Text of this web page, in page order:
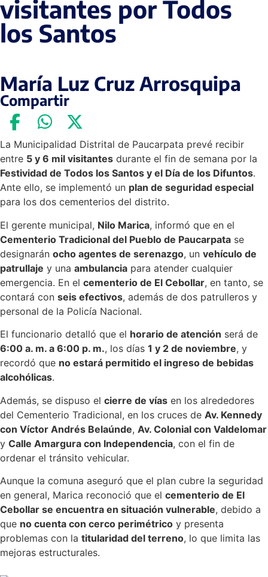
visitantes por Todos
los Santos
María Luz Cruz Arrosquipa
Compartir
La Municipalidad Distrital de Paucarpata prevé recibir
entre 5 y 6 mil visitantes durante el fin de semana por la
Festividad de Todos los Santos y el Día de los Difuntos.
Ante ello, se implementó un plan de seguridad especial
para los dos cementerios del distrito.
El gerente municipal, Nilo Marica, informó que en el
Cementerio Tradicional del Pueblo de Paucarpata se
designarán ocho agentes de serenazgo, un vehículo de
patrullaje y una ambulancia para atender cualquier
emergencia. En el cementerio de El Cebollar, en tanto, se
contará con seis efectivos, además de dos patrulleros y
personal de la Policía Nacional.
El funcionario detalló que el horario de atención será de
6:00 a. m. a 6:00 p. m., los días 1 y 2 de noviembre, y
recordó que no estará permitido el ingreso de bebidas
alcohólicas.
Además, se dispuso el cierre de vías en los alrededores
del Cementerio Tradicional, en los cruces de Av. Kennedy
con Víctor Andrés Belaúnde, Av. Colonial con Valdelomar
y Calle Amargura con Independencia, con el fin de
ordenar el tránsito vehicular.
Aunque la comuna aseguró que el plan cubre la seguridad
en general, Marica reconoció que el cementerio de El
Cebollar se encuentra en situación vulnerable, debido a
que no cuenta con cerco perimétrico y presenta
problemas con la titularidad del terreno, lo que limita las
mejoras estructurales.